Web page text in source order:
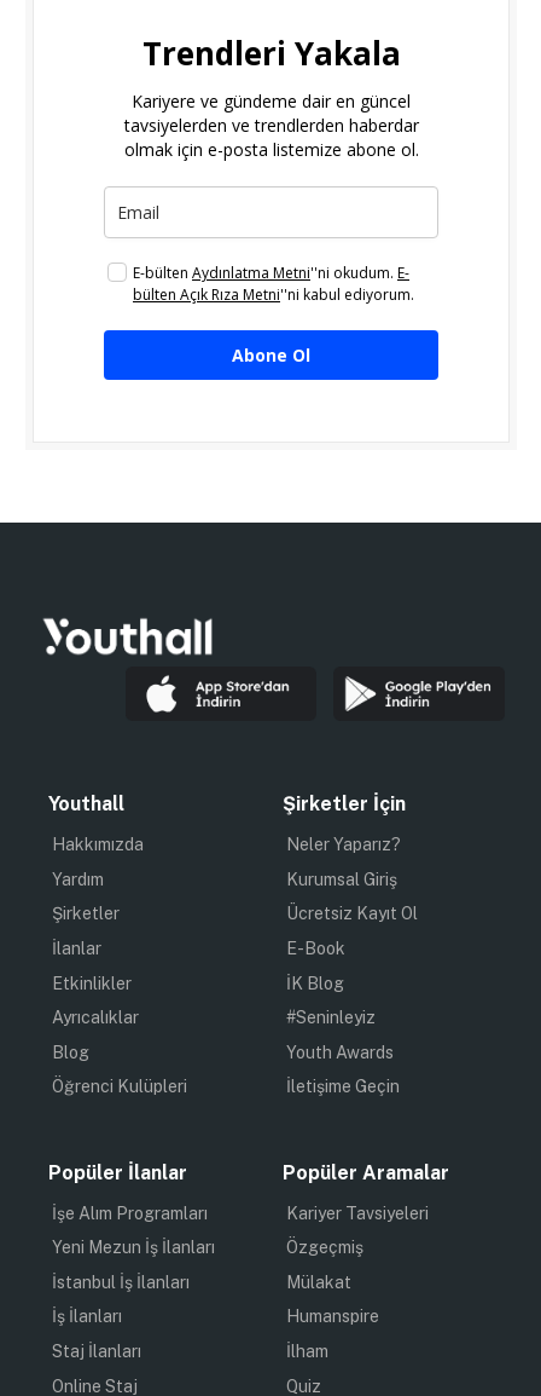
Trendleri Yakala
Kariyere ve gündeme dair en güncel
tavsiyelerden ve trendlerden haberdar
olmak için e-posta listemize abone ol.
E-bülten Aydınlatma Metni''ni okudum. E-
bülten Açık Rıza Metni''ni kabul ediyorum.
Abone Ol
Youthall
Hakkımızda
Yardım
Şirketler
İlanlar
Etkinlikler
Ayrıcalıklar
Blog
Öğrenci Kulüpleri
Şirketler İçin
Neler Yaparız?
Kurumsal Giriş
Ücretsiz Kayıt Ol
E-Book
İK Blog
#Seninleyiz
Youth Awards
İletişime Geçin
Popüler İlanlar
İşe Alım Programları
Yeni Mezun İş İlanları
İstanbul İş İlanları
İş İlanları
Staj İlanları
Online Staj
Popüler Aramalar
Kariyer Tavsiyeleri
Özgeçmiş
Mülakat
Humanspire
İlham
Quiz